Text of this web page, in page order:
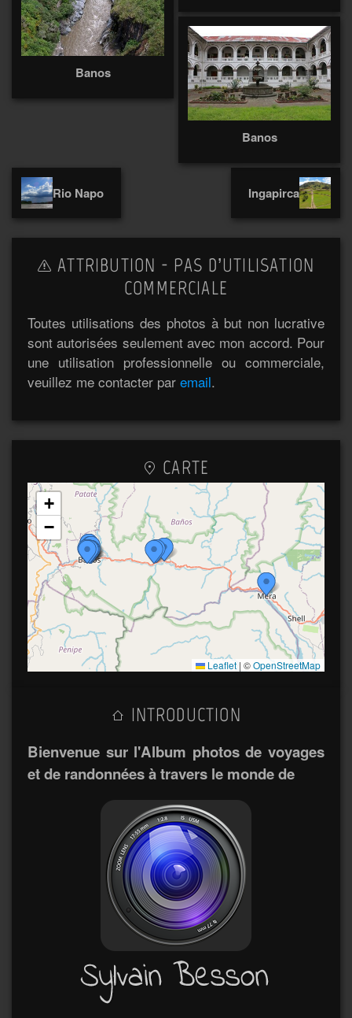
Banos
Banos
Rio Napo Ingapirca
ATTRIBUTION - PAS D’UTILISATION
COMMERCIALE
Toutes utilisations des photos à but non lucrative
sont autorisées seulement avec mon accord. Pour
une utilisation professionnelle ou commerciale,
veuillez me contacter par email.
CARTE
+
−
Leaflet | ©OpenStreetMap
INTRODUCTION
Bienvenue sur l'Album photos de voyages
et de randonnées à travers le monde de